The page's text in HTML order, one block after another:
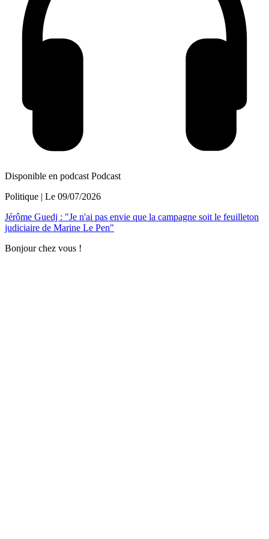
Disponible en podcast Podcast
Politique | Le 09/07/2026
Jérôme Guedj : "Je n'ai pas envie que la campagne soit le feuilleton
judiciaire de Marine Le Pen"
Bonjour chez vous !